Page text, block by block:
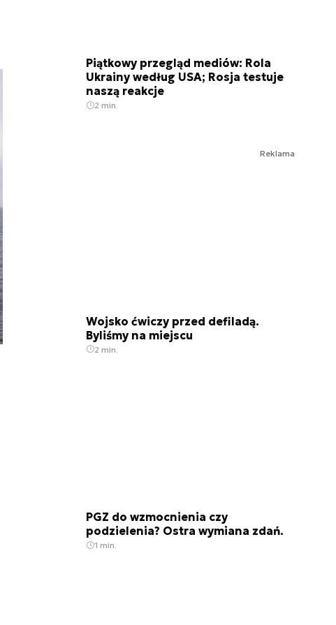
Piątkowy przegląd mediów: Rola
Ukrainy według USA; Rosja testuje
naszą reakcje
2 min.
Reklama
Wojsko ćwiczy przed defiladą.
Byliśmy na miejscu
2 min.
PGZ do wzmocnienia czy
podzielenia? Ostra wymiana zdań.
1 min.